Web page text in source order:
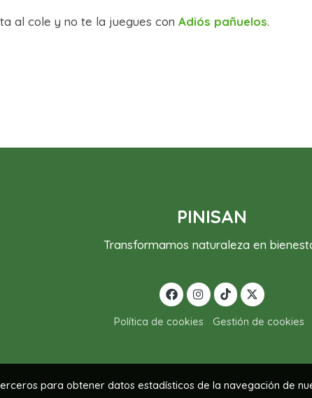
al cole y no te la juegues conAdiós pañuelos.
PINISAN
Transformamos naturaleza en
Política de cookies Gestión de cookies
para obtener datos estadísticos de la navegación de